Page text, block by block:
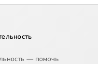
— помочь